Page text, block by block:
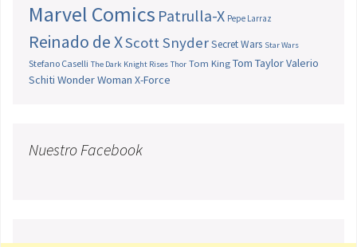
Marvel Comics Patrulla-X Pepe Larraz
Reinado de XScott SnyderSecret Wars Star Wars
Stefano Caselli The Dark Knight Rises Thor Tom King Tom TaylorValerio
Schiti Wonder Woman X-Force
Nuestro Facebook